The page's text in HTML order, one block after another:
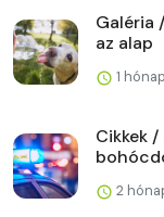
Galéria
az alap
1
Cikkek
2